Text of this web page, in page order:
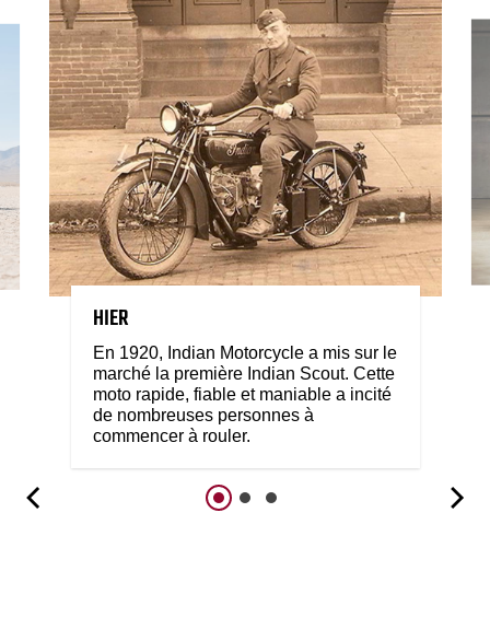
HIER
En 1920, Indian Motorcycle a mis sur le
marché la première Indian Scout. Cette
moto rapide, fiable et maniable a incité
de nombreuses personnes à
commencer à rouler.